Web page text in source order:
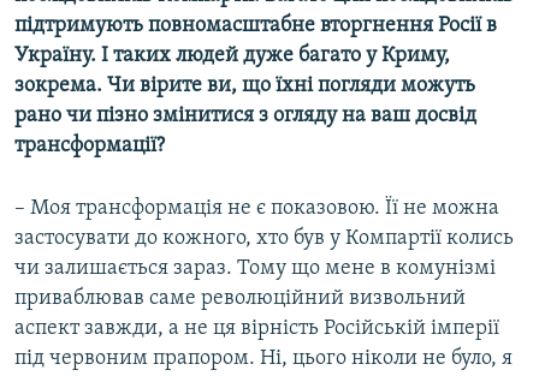
підтримують повномасштабне вторгнення Росії в
Україну. І таких людей дуже багато у Криму,
зокрема. Чи вірите ви, що їхні погляди можуть
рано чи пізно змінитися з огляду на ваш досвід
трансформації?
– Моя трансформація не є показовою. Її не можна
застосувати до кожного, хто був у Компартії колись
чи залишається зараз. Тому що мене в комунізмі
приваблював саме революційний визвольний
аспект завжди, а не ця вірність Російській імперії
під червоним прапором. Ні, цього ніколи не було, я